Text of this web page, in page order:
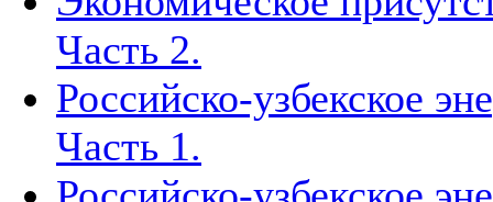
Часть 2.
Российско-узбекское
Часть 1.